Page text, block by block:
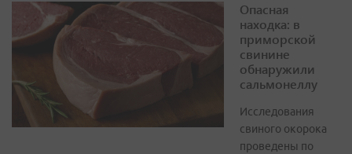
Опасная
находка: в
приморской
свинине
обнаружили
сальмонеллу
Исследования
свиного окорока
проведены по